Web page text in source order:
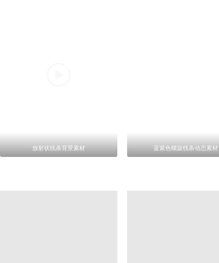
放射状线条背景素材 蓝紫色螺旋线条动态素材